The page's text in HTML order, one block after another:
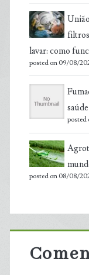
filtros
lavar: como
posted on 09/08/
posted on 08/08/